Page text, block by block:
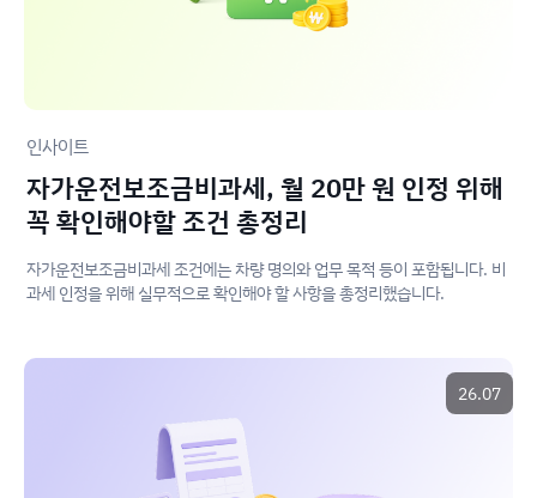
인사이트
자가운전보조금비과세, 월 20만 원 인정 위해
꼭 확인해야할 조건 총정리
자가운전보조금비과세 조건에는 차량 명의와 업무 목적 등이 포함됩니다. 비
과세 인정을 위해 실무적으로 확인해야 할 사항을 총정리했습니다.
26.07